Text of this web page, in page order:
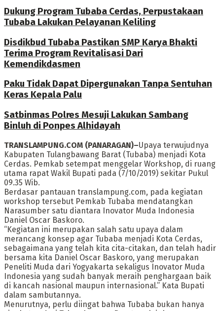
Dukung Program Tubaba Cerdas, Perpustakaan
Tubaba Lakukan Pelayanan Keliling
Disdikbud Tubaba Pastikan SMP Karya Bhakti
Terima Program Revitalisasi Dari
Kemendikdasmen
Paku Tidak Dapat Dipergunakan Tanpa Sentuhan
Keras Kepala Palu
Satbinmas Polres Mesuji Lakukan Sambang
Binluh di Ponpes Alhidayah
TRANSLAMPUNG.COM (PANARAGAN)–Upaya terwujudnya
Kabupaten Tulangbawang Barat (Tubaba) menjadi Kota
Cerdas. Pemkab setempat menggelar Workshop, di ruang
utama rapat Wakil Bupati pada (7/10/2019) sekitar Pukul
09.35 Wib.
Berdasar pantauan translampung.com, pada kegiatan
workshop tersebut Pemkab Tubaba mendatangkan
Narasumber satu diantara Inovator Muda Indonesia
Daniel Oscar Baskoro.
“Kegiatan ini merupakan salah satu upaya dalam
merancang konsep agar Tubaba menjadi Kota Cerdas,
sebagaimana yang telah kita cita-citakan, dan telah hadir
bersama kita Daniel Oscar Baskoro, yang merupakan
Peneliti Muda dari Yogyakarta sekaligus Inovator Muda
Indonesia yang sudah banyak meraih penghargaan baik
di kancah nasional maupun internasional.” Kata Bupati
dalam sambutannya.
Menurutnya, perlu diingat bahwa Tubaba bukan hanya